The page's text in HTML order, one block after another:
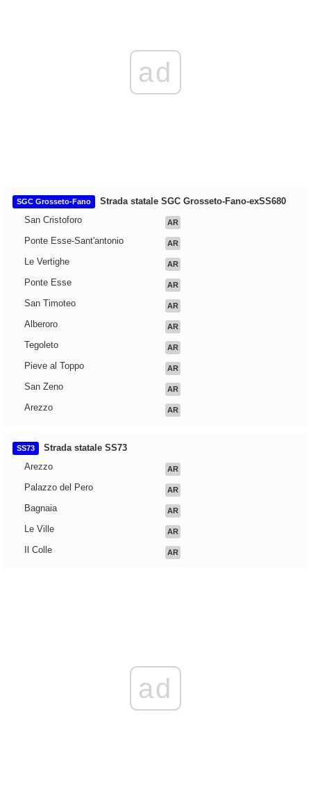
ad
SGC Grosseto-Fano
Strada statale SGC Grosseto-Fano-exSS680
San Cristoforo
AR
Ponte Esse-Sant'antonio AR
Le Vertighe AR
Ponte Esse AR
San Timoteo AR
Alberoro AR
Tegoleto AR
Pieve al Toppo AR
San Zeno AR
Arezzo AR
SS73
Strada statale SS73
Arezzo
AR
Palazzo del Pero AR
Bagnaia AR
Le Ville AR
Il Colle AR
ad